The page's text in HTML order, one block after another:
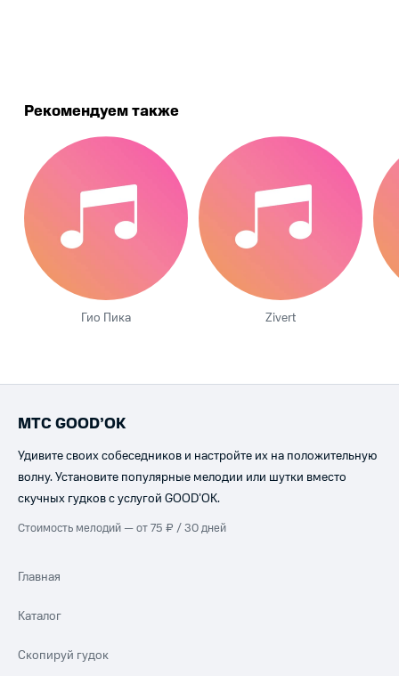
Рекомендуем также
Гио Пика Zivert
МТС GOOD’OK
Удивите своих собеседников и настройте их на положительную
волну. Установите популярные мелодии или шутки вместо
скучных гудков с услугой GOOD’OK.
Стоимость мелодий — от 75 ₽ / 30 дней
Главная
Каталог
Скопируй гудок